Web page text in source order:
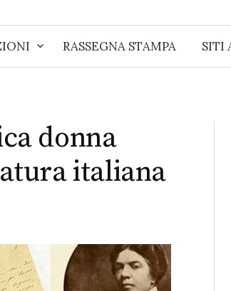
RASSEGNA STAMPA SITI
donna
italiana